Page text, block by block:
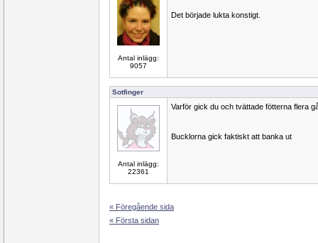
Antal inlägg:
9057
Det började lukta konstigt.
Sotfinger
Antal inlägg:
22361
Varför gick du och tvättade fötterna flera
Bucklorna gick faktiskt att banka ut
« Föregående sida
« Första sidan